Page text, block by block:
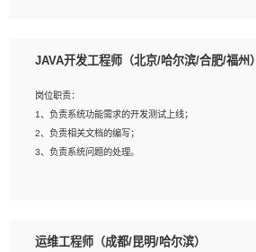
岗位要求：
2、精通linux命令。
3、熟悉oracle、mysql 数据库。
4、善于沟通，具有良好的团队合作精神和协作能力。
5、必须有实际的生产环境系统维护经验。
JAVA开发工程师（北京/哈尔滨/合肥/福州）
岗位职责：
1、负责系统功能需求的开发测试上线；
2、负责相关文档的编写；
3、负责系统问题的处理。
2、熟悉linux命令；
运维工程师（成都/昆明/哈尔滨）